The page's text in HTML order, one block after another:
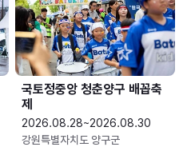
국토정중앙 청춘양구 배꼽축
제
2026.08.28~2026.08.30
강원특별자치도 양구군